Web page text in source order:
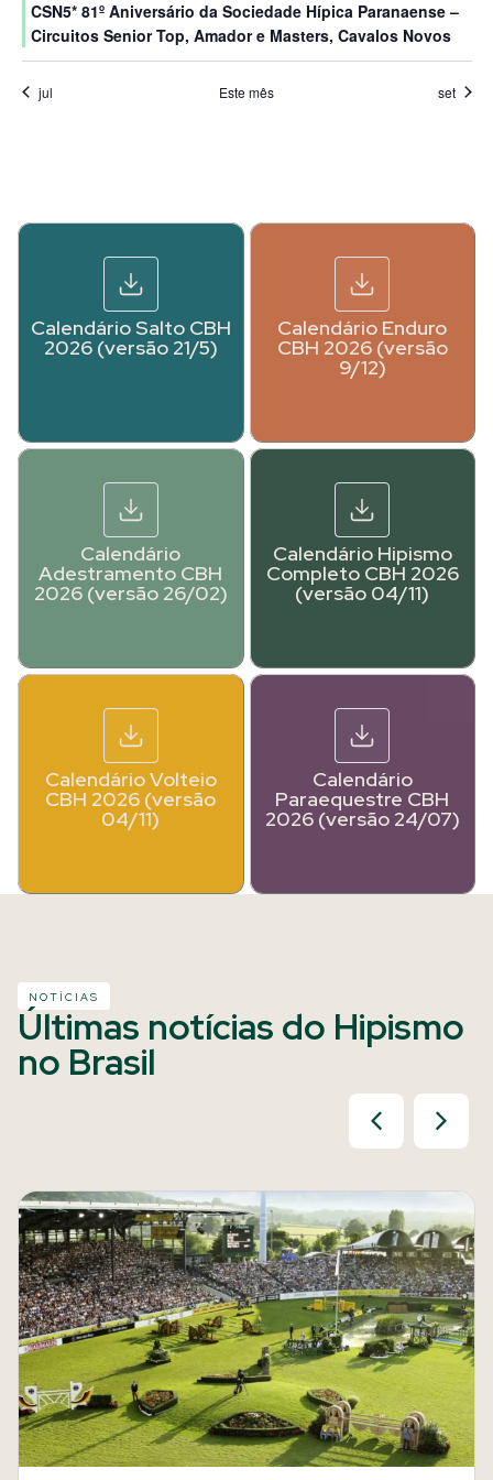
CSN5* 81º Aniversário da Sociedade Hípica Paranaense –
Circuitos Senior Top, Amador e Masters, Cavalos Novos
jul Este mês set
Calendário Salto CBH
2026 (versão 21/5)
Calendário Enduro
CBH 2026 (versão
9/12)
Calendário
Adestramento CBH
2026 (versão 26/02)
Calendário Hipismo
Completo CBH 2026
(versão 04/11)
Calendário Volteio
CBH 2026 (versão
04/11)
Calendário
Paraequestre CBH
2026 (versão 24/07)
NOTÍCIAS
Últimas notícias do Hipismo
no Brasil